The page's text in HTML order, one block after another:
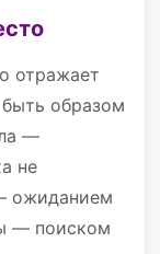
отражает
образом
—
не
ожиданием
— поиском